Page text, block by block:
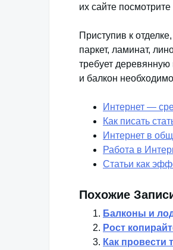
их сайте
Приступив к
паркет, ламинат,
требует
и балкон
Интернет —
Как писать
Интернет в
Работа в
Статьи как
Похожие
Балконы и
Рост
Как провести